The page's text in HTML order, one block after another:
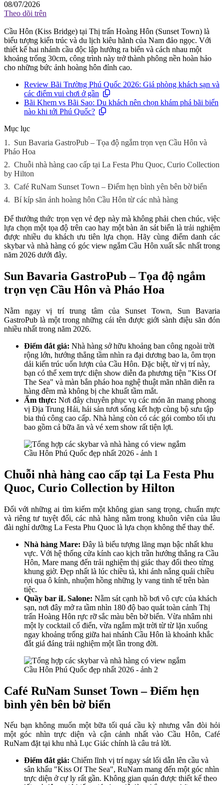
08/07/2026
Theo dõi trên
Cầu Hôn (Kiss Bridge) tại Thị trấn Hoàng Hôn (Sunset Town) là
biểu tượng kiến trúc và du lịch kiêu hãnh của Nam đảo ngọc. Với
thiết kế hai nhánh cầu độc lập hướng ra biển và cách nhau một
khoảng trống 30cm, công trình này trở thành phông nền hoàn hảo
cho những bức ảnh hoàng hôn đỉnh cao.
Review Bãi Trường Phú Quốc 2026: Giá phòng khách sạn và
các điểm vui chơi ở gần
Bãi Khem vs Bãi Sao: Du khách nên chọn khám phá bãi biển
nào khi tới Phú Quốc?
Mục lục
1. Sun Bavaria GastroPub – Tọa độ ngắm trọn vẹn Cầu Hôn và
Pháo Hoa
2. Chuỗi nhà hàng cao cấp tại La Festa Phu Quoc, Curio Collection
by Hilton
3. Café RuNam Sunset Town – Điểm hẹn bình yên bên bờ biển
4. Bí kíp săn ảnh hoàng hôn Cầu Hôn từ các nhà hàng
Để thưởng thức trọn vẹn vẻ đẹp này mà không phải chen chúc, việc
lựa chọn một tọa độ trên cao hay một bàn ăn sát biển là trải nghiệm
được nhiều du khách ưu tiên lựa chọn. Hãy cùng điểm danh các
skybar và nhà hàng có góc view ngắm Cầu Hôn xuất sắc nhất trong
năm 2026 dưới đây.
Sun Bavaria GastroPub – Tọa độ ngắm
trọn vẹn Cầu Hôn và Pháo Hoa
Nằm ngay vị trí trung tâm của Sunset Town, Sun Bavaria
GastroPub là một trong những cái tên được giới sành điệu săn đón
nhiều nhất trong năm 2026.
Điểm đắt giá: Nhà hàng sở hữu khoảng ban công ngoài trời
rộng lớn, hướng thẳng tầm nhìn ra đại dương bao la, ôm trọn
dải kiến trúc uốn lượn của Cầu Hôn. Đặc biệt, từ vị trí này,
bạn có thể xem trực diện show diễn đa phương tiện "Kiss Of
The Sea" và màn bắn pháo hoa nghệ thuật mãn nhãn diễn ra
hàng đêm mà không bị che khuất tầm mắt.
Ẩm thực: Nơi đây chuyên phục vụ các món ăn mang phong
vị Địa Trung Hải, hải sản tươi sống kết hợp cùng bộ sưu tập
bia thủ công cao cấp. Nhà hàng còn có các gói combo tối ưu
bao gồm cả bữa ăn và vé xem show rất tiện lợi.
Chuỗi nhà hàng cao cấp tại La Festa Phu
Quoc, Curio Collection by Hilton
Đối với những ai tìm kiếm một không gian sang trọng, chuẩn mực
và riêng tư tuyệt đối, các nhà hàng nằm trong khuôn viên của lâu
đài nghỉ dưỡng La Festa Phu Quoc là lựa chọn không thể thay thế.
Nhà hàng Mare: Đây là biểu tượng lãng mạn bậc nhất khu
vực. Với hệ thống cửa kính cao kịch trần hướng thẳng ra Cầu
Hôn, Mare mang đến trải nghiệm thị giác thay đổi theo từng
khung giờ. Đẹp nhất là lúc chiều tà, khi ánh nắng quái chiều
rọi qua ô kính, nhuộm hồng những ly vang tinh tế trên bàn
tiệc.
Quầy bar iL Salone: Nằm sát cạnh hồ bơi vô cực của khách
sạn, nơi đây mở ra tầm nhìn 180 độ bao quát toàn cảnh Thị
trấn Hoàng Hôn rực rỡ sắc màu bên bờ biển. Vừa nhâm nhi
một ly cocktail cổ điển, vừa ngắm mặt trời từ từ lặn xuống
ngay khoảng trống giữa hai nhánh Cầu Hôn là khoảnh khắc
đắt giá đáng trải nghiệm một lần trong đời.
Café RuNam Sunset Town – Điểm hẹn
bình yên bên bờ biển
Nếu bạn không muốn một bữa tối quá cầu kỳ nhưng vẫn đòi hỏi
một góc nhìn trực diện và cận cảnh nhất vào Cầu Hôn, Café
RuNam đặt tại khu nhà Lục Giác chính là câu trả lời.
Điểm đắt giá: Chiếm lĩnh vị trí ngay sát lối dẫn lên cầu và
sân khấu "Kiss Of The Sea", RuNam mang đến một góc nhìn
trực diện ở cự ly rất gần. Không gian quán được thiết kế theo